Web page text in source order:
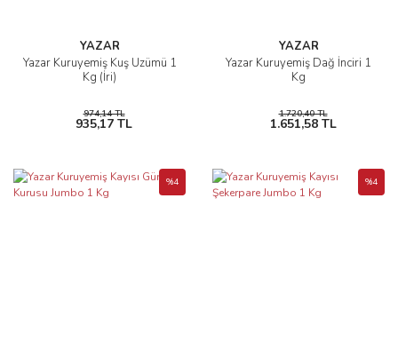
YAZAR
Yazar Kuruyemiş Kuş Üzümü 1
Kg (İri)
974,14 TL
935,17 TL
YAZAR
Yazar Kuruyemiş Dağ İnciri 1
Kg
1.720,40 TL
1.651,58 TL
%4 %4